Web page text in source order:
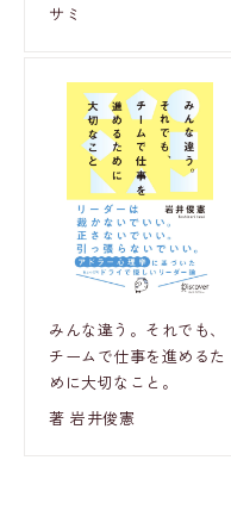
サミ
みんな違う。それでも、
チームで仕事を進めるた
めに大切なこと。
著 岩井俊憲